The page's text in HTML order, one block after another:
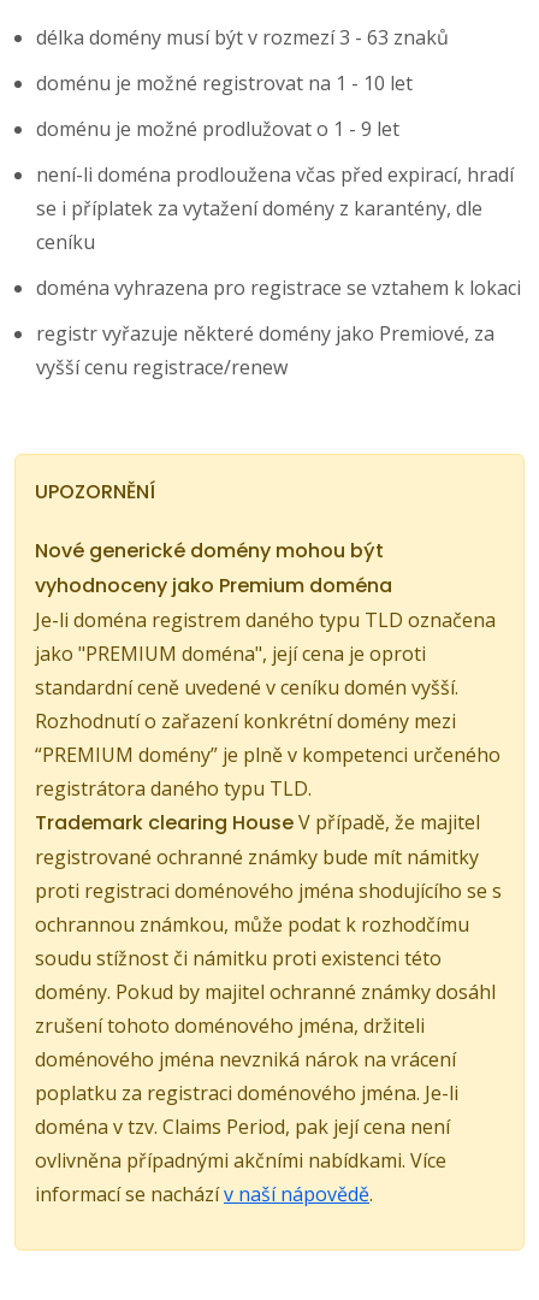
délka domény musí být v rozmezí 3 - 63 znaků
doménu je možné registrovat na 1 - 10 let
doménu je možné prodlužovat o 1 - 9 let
není-li doména prodloužena včas před expirací, hradí
se i příplatek za vytažení domény z karantény, dle
ceníku
doména vyhrazena pro registrace se vztahem k lokaci
registr vyřazuje některé domény jako Premiové, za
vyšší cenu registrace/renew
UPOZORNĚNÍ
Nové generické domény mohou být
vyhodnoceny jako Premium doména
Je-li doména registrem daného typu TLD označena
jako "PREMIUM doména", její cena je oproti
standardní ceně uvedené v ceníku domén vyšší.
Rozhodnutí o zařazení konkrétní domény mezi
“PREMIUM domény” je plně v kompetenci určeného
registrátora daného typu TLD.
Trademark clearing HouseV případě, že majitel
registrované ochranné známky bude mít námitky
proti registraci doménového jména shodujícího se s
ochrannou známkou, může podat k rozhodčímu
soudu stížnost či námitku proti existenci této
domény. Pokud by majitel ochranné známky dosáhl
zrušení tohoto doménového jména, držiteli
doménového jména nevzniká nárok na vrácení
poplatku za registraci doménového jména. Je-li
doména v tzv. Claims Period, pak její cena není
ovlivněna případnými akčními nabídkami. Více
informací se nacházív naší nápovědě.